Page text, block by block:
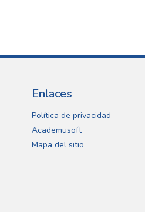
Enlaces
Política de privacidad
Academusoft
Mapa del sitio